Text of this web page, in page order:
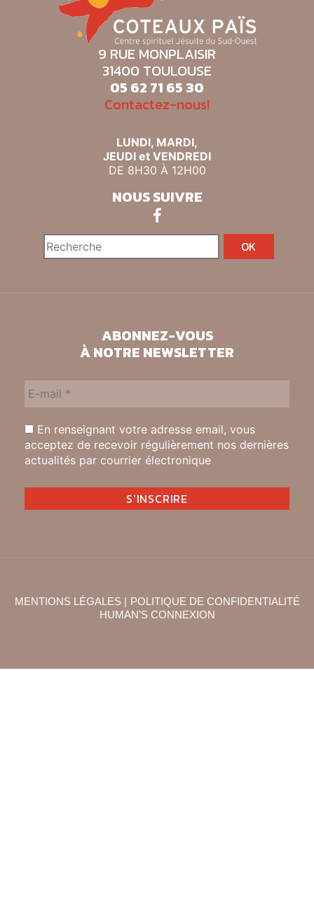
9 RUE MONPLAISIR
31400 TOULOUSE
05 62 71 65 30
Contactez-nous!
LUNDI, MARDI,
JEUDI et VENDREDI
DE 8H30 À 12H00
NOUS SUIVRE
ABONNEZ-VOUS
À NOTRE NEWSLETTER
En renseignant votre adresse email, vous
acceptez de recevoir régulièrement nos dernières
actualités par courrier électronique
MENTIONS LÉGALES | POLITIQUE DE CONFIDENTIALITÉ
HUMAN’S CONNEXION